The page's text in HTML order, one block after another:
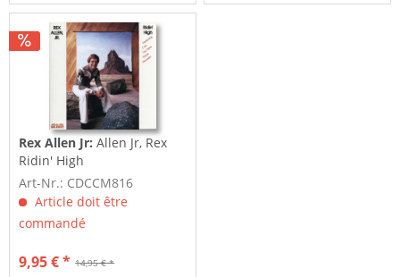
Rex Allen Jr: Allen Jr, Rex
Ridin' High
Art-Nr.: CDCCM816
Article doit être
commandé
14,95 € *
9,95 € *